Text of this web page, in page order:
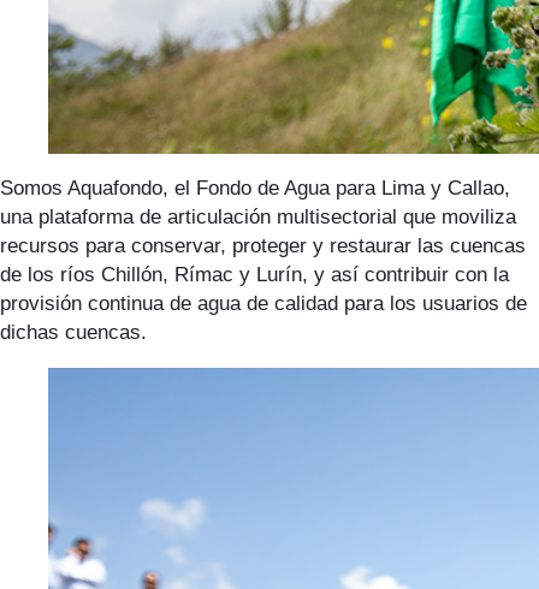
Somos Aquafondo, el Fondo de Agua para Lima y Callao,
una plataforma de articulación multisectorial que moviliza
recursos para conservar, proteger y restaurar las cuencas
de los ríos Chillón, Rímac y Lurín, y así contribuir con la
provisión continua de agua de calidad para los usuarios de
dichas cuencas.